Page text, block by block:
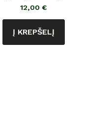
12,00€
Į KREPŠELĮ